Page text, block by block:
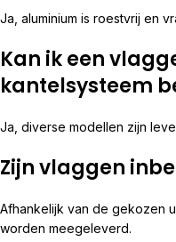
Ja, aluminium is roestvrij en
Kan ik een
kantelsysteem
Ja, diverse modellen zijn
Zijn vlaggen
Afhankelijk van de gekozen
worden meegeleverd.